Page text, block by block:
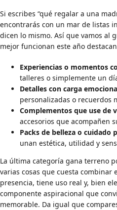
Si escribes “qué regalar a una
encontrarás con un mar de listas
dicen lo mismo. Así que vamos al
mejor funcionan este año
Experiencias o momentos
talleres o simplemente un
Detalles con carga
personalizadas o recuerdos
Complementos que use de
accesorios que acompañen
Packs de belleza o cuidado
unan estética, utilidad y
La última categoría gana terreno
varias cosas que cuesta combinar
presencia, tiene uso real y, bien
componente aspiracional que
memorable. Da igual que